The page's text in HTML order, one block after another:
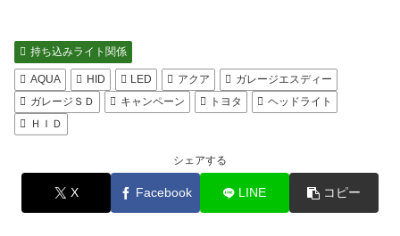
持ち込みライト関係
AQUA HID LED アクア
ガレージエスディー
ガレージＳＤ
キャンペーン トヨタ
ヘッドライト
ＨＩＤ
シェアする
X Facebook LINE コピー